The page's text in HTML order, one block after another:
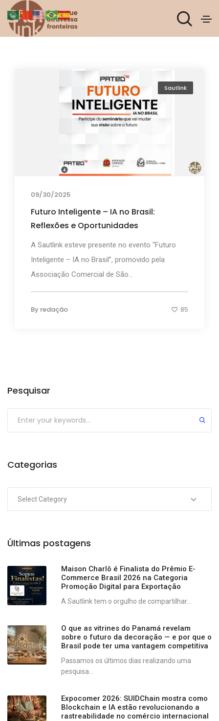
Sautlink
09/30/2025
Futuro Inteligente – IA no Brasil:
Reflexões e Oportunidades
A Sautlink esteve presente no evento “Futuro
Inteligente – IA no Brasil”, promovido pela
Associação Comercial de São...
By redação 85
Pesquisar
Submit
Categorias
Últimas postagens
Maison Charlô é Finalista do Prêmio E-
Commerce Brasil 2026 na Categoria
Promoção Digital para Exportação
A Sautlink tem o orgulho de compartilhar...
O que as vitrines do Panamá revelam
sobre o futuro da decoração — e por que o
Brasil pode ter uma vantagem competitiva
Passamos os últimos dias realizando uma
pesquisa...
Expocomer 2026: SUIDChain mostra como
Blockchain e IA estão revolucionando a
rastreabilidade no comércio internacional